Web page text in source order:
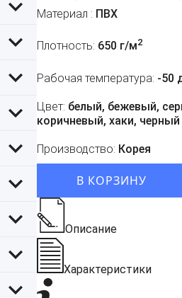
Материал : ПВХ
Плотность: 650 г/м2
Рабочая температура: -50
Цвет: белый, бежевый,
коричневый, хаки, черный
Производство: Корея
В КОРЗИНУ
Описание
Характеристики